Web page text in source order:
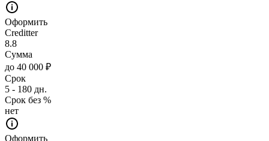
Оформить
Creditter
8.8
Сумма
до 40 000 ₽
Срок
5 - 180 дн.
Срок без %
нет
Оформить